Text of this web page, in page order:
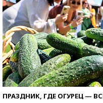
ПРАЗДНИК, ГДЕ ОГУРЕЦ —